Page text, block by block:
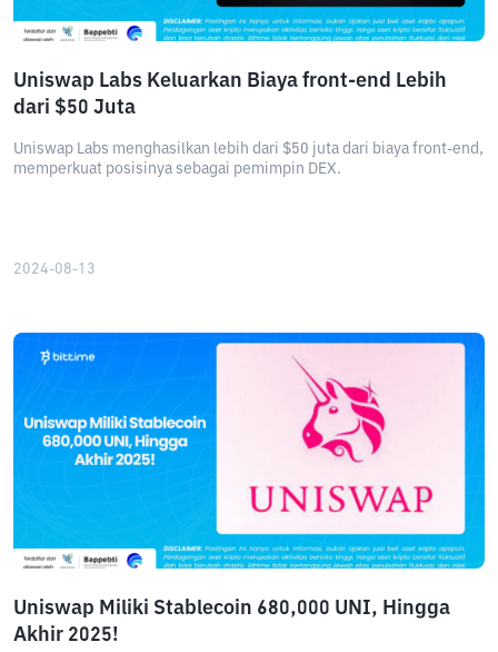
Uniswap Labs Keluarkan Biaya front-end Lebih
dari $50 Juta
Uniswap Labs menghasilkan lebih dari $50 juta dari biaya front-end,
memperkuat posisinya sebagai pemimpin DEX.
2024-08-13
Uniswap Miliki Stablecoin 680,000 UNI, Hingga
Akhir 2025!